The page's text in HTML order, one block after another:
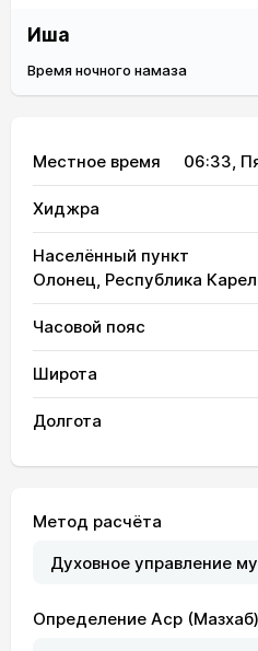
Иша
Время ночного намаза
Местное время 06:33,
Хиджра
Населённый пункт
Олонец, Республика
Часовой пояс
Широта
Долгота
Метод расчёта
Определение Аср (Мазхаб)